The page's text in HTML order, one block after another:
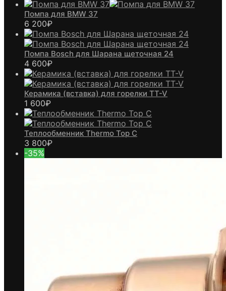
Помпа для BMW 37
6 200₽
Помпа Bosch для Шарана щеточная 24
4 600₽
Керамика (вставка) для горелки TT-V
1 600₽
Теплообменник Thermo Top C
3 800₽
-35%